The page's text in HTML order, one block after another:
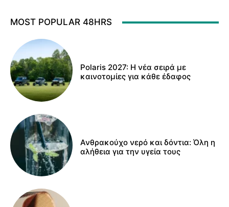
MOST POPULAR 48HRS
Polaris 2027: Η νέα σειρά με
καινοτομίες για κάθε έδαφος
Ανθρακούχο νερό και δόντια: Όλη η
αλήθεια για την υγεία τους